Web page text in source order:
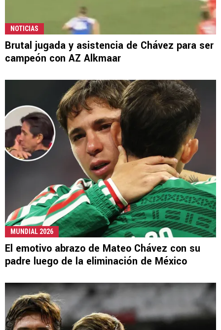
NOTICIAS
Brutal jugada y asistencia de Chávez para ser
campeón con AZ Alkmaar
MUNDIAL 2026
El emotivo abrazo de Mateo Chávez con su
padre luego de la eliminación de México